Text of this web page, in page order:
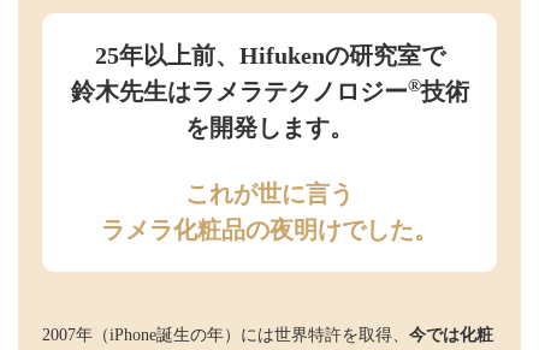
25年以上前、Hifukenの研究室で
鈴木先生はラメラテクノロジー®技術
を開発します。
これが世に言う
ラメラ化粧品の夜明けでした。
2007年（iPhone誕生の年）には世界特許を取得、 今では化粧